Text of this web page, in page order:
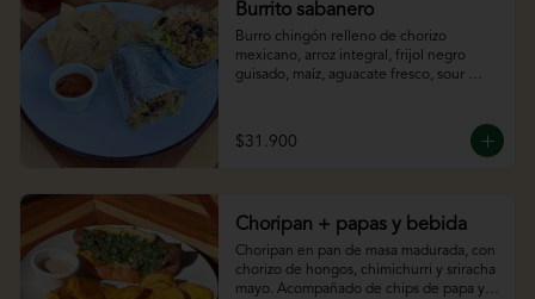
Burrito sabanero
Burro chingón relleno de chorizo
mexicano, arroz integral, frijol negro
guisado, maíz, aguacate fresco, sour
$31.900
Choripan + papas y bebida
Choripan en pan de masa madurada, con
chorizo de hongos, chimichurri y sriracha
mayo. Acompañado de chips de papa y